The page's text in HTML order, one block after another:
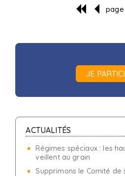
page
JE
ACTUALITÉS
Régimes spéciaux : les
veillent au grain
Supprimons le Comité de